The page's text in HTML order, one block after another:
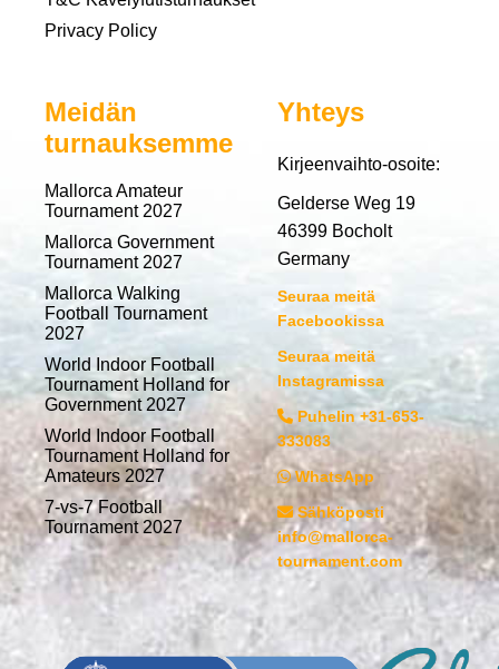
Privacy Policy
Meidän
turnauksemme
Mallorca Amateur
Tournament 2027
Mallorca Government
Tournament 2027
Mallorca Walking
Football Tournament
2027
World Indoor Football
Tournament Holland for
Government 2027
World Indoor Football
Tournament Holland for
Amateurs 2027
7-vs-7 Football
Tournament 2027
Yhteys
Kirjeenvaihto-osoite:
Gelderse Weg 19
46399 Bocholt
Germany
Seuraa meitä
Facebookissa
Seuraa meitä
Instagramissa
Puhelin +31-653-
333083
WhatsApp
Sähköposti
info@mallorca-
tournament.com